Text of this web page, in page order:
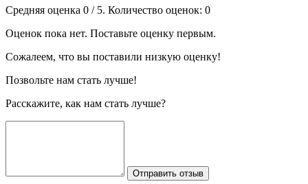
Средняя оценка 0 / 5. Количество оценок: 0
Оценок пока нет. Поставьте оценку первым.
Сожалеем, что вы поставили низкую оценку!
Позвольте нам стать лучше!
Расскажите, как нам стать лучше?
Отправить отзыв